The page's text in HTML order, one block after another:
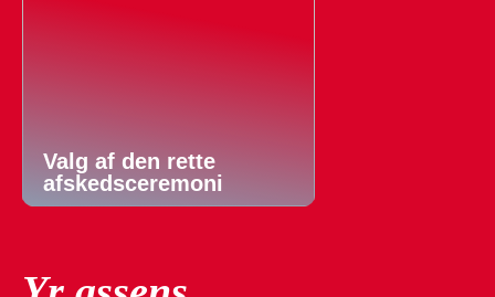
Valg af den rette
afskedsceremoni